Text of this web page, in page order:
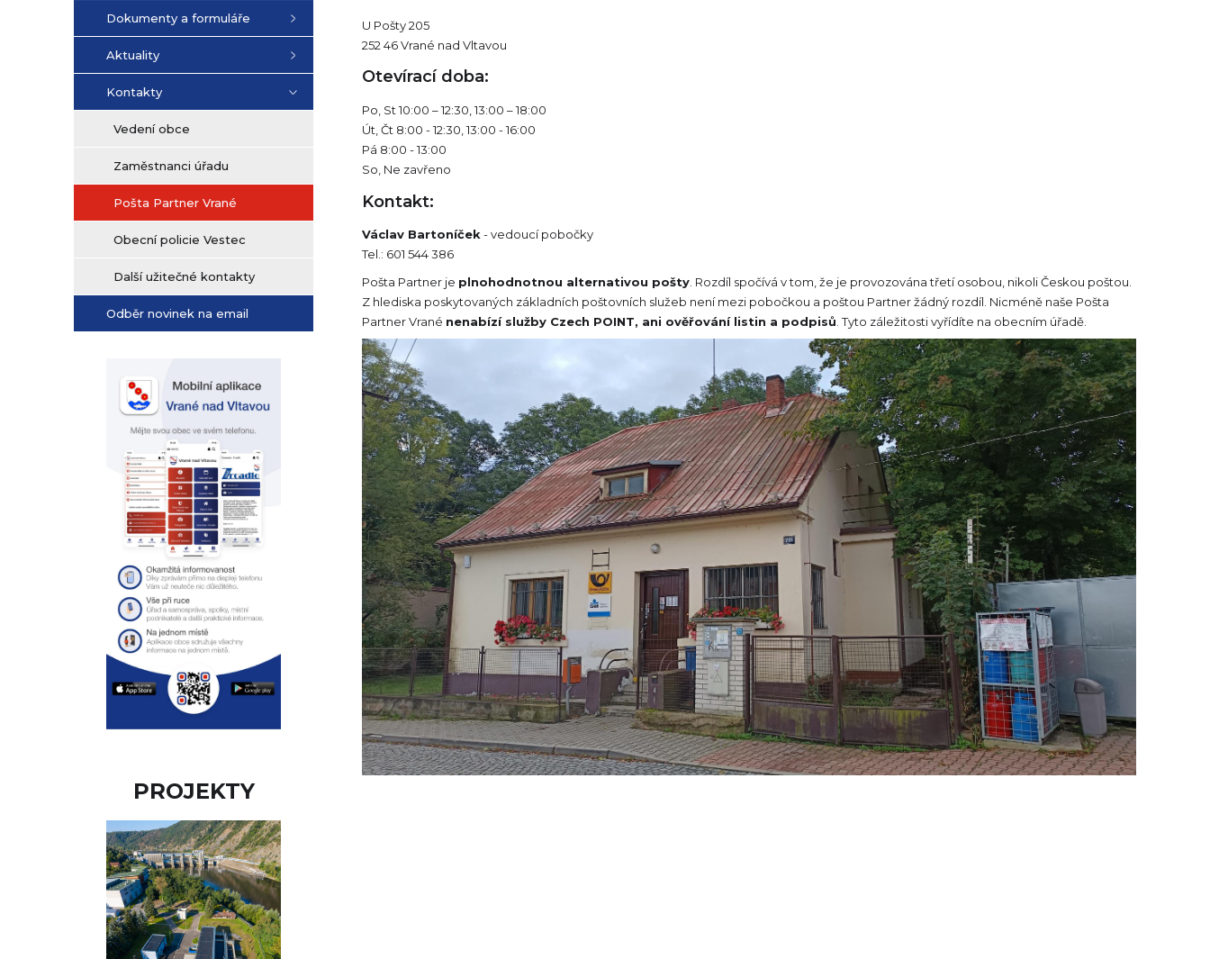
Dokumenty a formuláře
Aktuality
Kontakty
Vedení obce
Zaměstnanci úřadu
Pošta Partner Vrané
Obecní policie Vestec
Další užitečné kontakty
Odběr novinek na email
PROJEKTY
U Pošty 205
252 46 Vrané nad Vltavou
Otevírací doba:
Po, St 10:00 – 12:30, 13:00 – 18:00
Út, Čt 8:00 - 12:30, 13:00 - 16:00
Pá 8:00 - 13:00
So, Ne zavřeno
Kontakt:
Václav Bartoníček - vedoucí pobočky
Tel.: 601 544 386
Pošta Partner je plnohodnotnou alternativou pošty . Rozdíl spočívá v tom, že je provozována třetí osobou, nikoli Českou poštou.
Z hlediska poskytovaných základních poštovních služeb není mezi pobočkou a poštou Partner žádný rozdíl. Nicméně naše Pošta
Partner Vrané nenabízí služby Czech POINT, ani ověřování listin a podpisů . Tyto záležitosti vyřídíte na obecním úřadě.